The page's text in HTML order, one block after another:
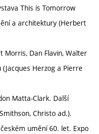
This is Tomorrow
a architektury (Herbert
Morris, Dan Flavin, Walter
Herzog a Pierre
Matta-Clark. Další
Christo ad.).
umění 60. let. Expo